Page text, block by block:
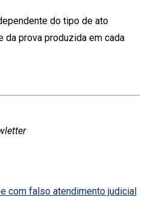
do tipo de ato
da prova produzida em cada
com falso atendimento judicial